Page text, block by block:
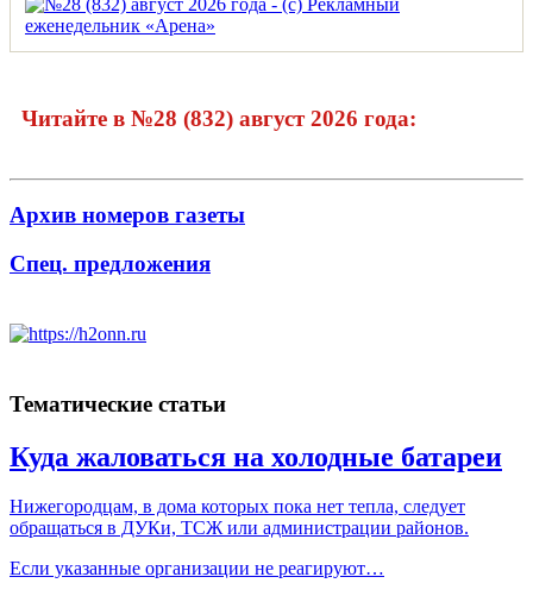
Читайте в №28 (832) август 2026 года:
Архив номеров газеты
Спец. предложения
Тематические статьи
Куда жаловаться на холодные батареи
Нижегородцам, в дома которых пока нет тепла, следует
обращаться в ДУКи, ТСЖ или администрации районов.
Если указанные организации не реагируют…